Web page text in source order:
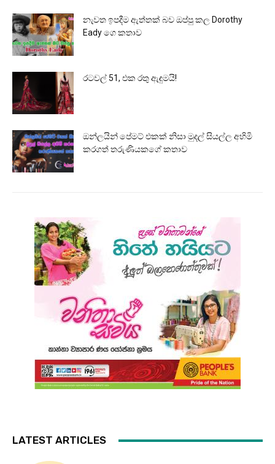
නැවත ඉපදීම ඇත්තක් බව ඔප්පු කල Dorothy
Eady ගෙ කතාව
රටවල් 51, එක රතු ඇඳුමයි!
ඔන්ලයින් පේමට් එකක් නිසා මුදල් සියල්ල අහිමි
කරගත් තරුණියකගේ කතාව
LATEST ARTICLES